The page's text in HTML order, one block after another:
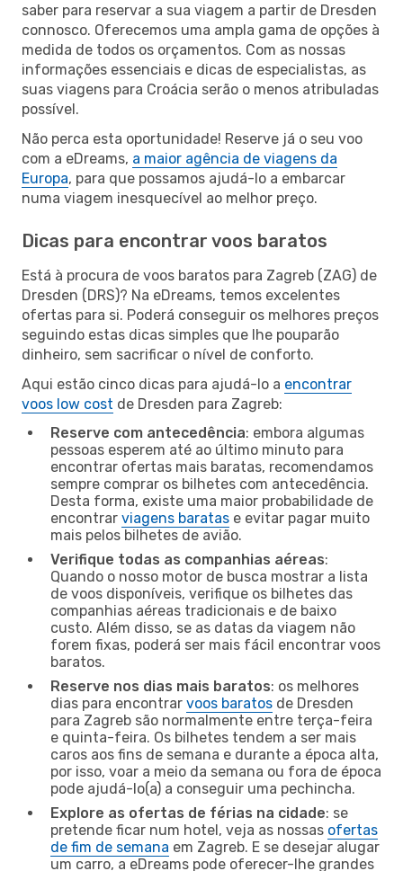
saber para reservar a sua viagem a partir de Dresden
connosco. Oferecemos uma ampla gama de opções à
medida de todos os orçamentos. Com as nossas
informações essenciais e dicas de especialistas, as
suas viagens para Croácia serão o menos atribuladas
possível.
Não perca esta oportunidade! Reserve já o seu voo
com a eDreams, a maior agência de viagens da
Europa, para que possamos ajudá-lo a embarcar
numa viagem inesquecível ao melhor preço.
Dicas para encontrar voos baratos
Está à procura de voos baratos para Zagreb (ZAG) de
Dresden (DRS)? Na eDreams, temos excelentes
ofertas para si. Poderá conseguir os melhores preços
seguindo estas dicas simples que lhe pouparão
dinheiro, sem sacrificar o nível de conforto.
Aqui estão cinco dicas para ajudá-lo a encontrar
voos low cost de Dresden para Zagreb:
Reserve com antecedência: embora algumas
pessoas esperem até ao último minuto para
encontrar ofertas mais baratas, recomendamos
sempre comprar os bilhetes com antecedência.
Desta forma, existe uma maior probabilidade de
encontrar viagens baratas e evitar pagar muito
mais pelos bilhetes de avião.
Verifique todas as companhias aéreas:
Quando o nosso motor de busca mostrar a lista
de voos disponíveis, verifique os bilhetes das
companhias aéreas tradicionais e de baixo
custo. Além disso, se as datas da viagem não
forem fixas, poderá ser mais fácil encontrar voos
baratos.
Reserve nos dias mais baratos: os melhores
dias para encontrar voos baratos de Dresden
para Zagreb são normalmente entre terça-feira
e quinta-feira. Os bilhetes tendem a ser mais
caros aos fins de semana e durante a época alta,
por isso, voar a meio da semana ou fora de época
pode ajudá-lo(a) a conseguir uma pechincha.
Explore as ofertas de férias na cidade: se
pretende ficar num hotel, veja as nossas ofertas
de fim de semana em Zagreb. E se desejar alugar
um carro, a eDreams pode oferecer-lhe grandes